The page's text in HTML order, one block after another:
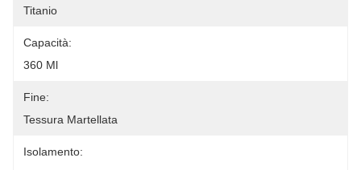
Titanio
Capacità:
360 Ml
Fine:
Tessura Martellata
Isolamento: